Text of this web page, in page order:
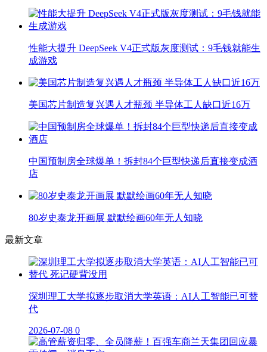
性能大提升 DeepSeek V4正式版灰度测试：9毛钱就能生
成游戏
美国芯片制造复兴遇人才瓶颈 半导体工人缺口近16万
中国预制房全球爆单！拆封84个巨型快递后直接变成酒
店
80岁史泰龙开画展 默默绘画60年无人知晓
最新文章
深圳理工大学拟逐步取消大学英语：AI人工智能已可替
代
2026-07-08 0